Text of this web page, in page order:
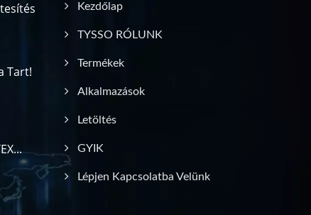
Tart!
Kezdőlap
TYSSO RÓLUNK
Termékek
Alkalmazások
Letöltés
GYIK
Lépjen Kapcsolatba Velünk